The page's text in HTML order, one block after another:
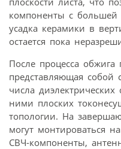
компоненты с
усадка керамики в
остается пока
После процесса обжига
представляющая собой
числа
ними плоских
топологии. На
могут монтироваться
СВЧ-компоненты,